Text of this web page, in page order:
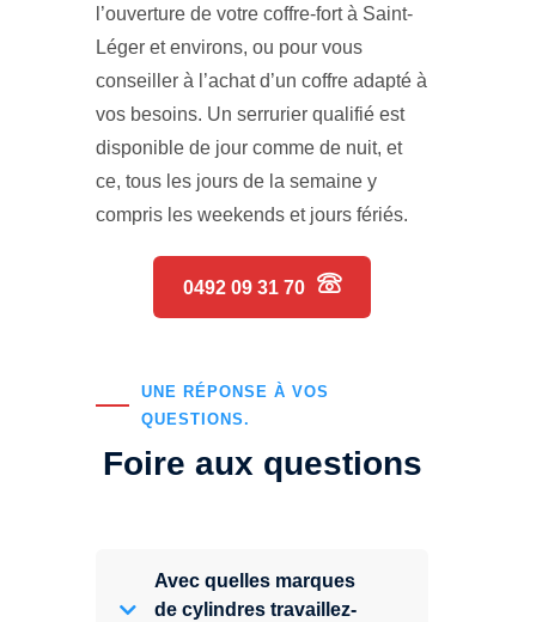
l’ouverture de votre coffre-fort à Saint-
Léger et environs, ou pour vous
conseiller à l’achat d’un coffre adapté à
vos besoins. Un serrurier qualifié est
disponible de jour comme de nuit, et
ce, tous les jours de la semaine y
compris les weekends et jours fériés.
0492 09 31 70
UNE RÉPONSE À VOS
QUESTIONS.
Foire aux questions
Avec quelles marques
de cylindres travaillez-